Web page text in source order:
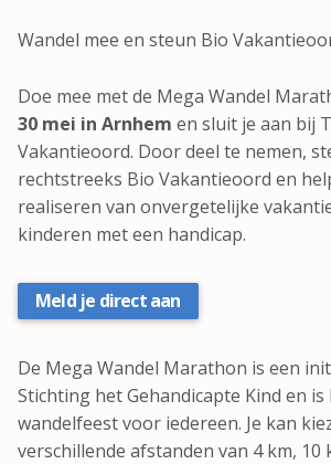
Wandel mee en steun Bio
Doe mee met de Mega Wandel
30 mei in Arnhem en sluit je aan bij
Vakantieoord. Door deel te nemen,
rechtstreeks Bio Vakantieoord en
realiseren van onvergetelijke
kinderen met een handicap.
Meld je direct aan
De Mega Wandel Marathon is een
Stichting het Gehandicapte Kind en
wandelfeest voor iedereen. Je kan
verschillende afstanden van 4 km, 10